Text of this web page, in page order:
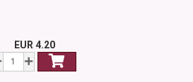
EUR 4.20